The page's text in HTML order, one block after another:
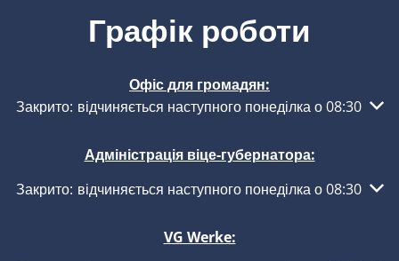
Графік роботи
Офіс для громадян:
Натисніть, щоб приховати інші години роботи або
Закрито: відчиняється наступного понеділка о 08:30
Адміністрація віце-губернатора:
Натисніть, щоб приховати інші години роботи або
Закрито: відчиняється наступного понеділка о 08:30
VG Werke: